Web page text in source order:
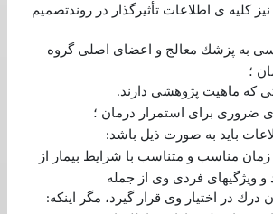
كليه ی اطلاعات تأثيرگذار در روندتصميم
به پزشك معالج و اعضای اصلی گروه
؛
كه ماهيت پژوهشی دارند.
ضروری برای استمرار درمان ؛
بايد به صورت ذيل باشد:
زمان مناسب و متناسب با شرايط بيمار از
ويژگيهای فردی وی از جمله
درك در اختيار وی قرار گيرد، مگر اينكه: